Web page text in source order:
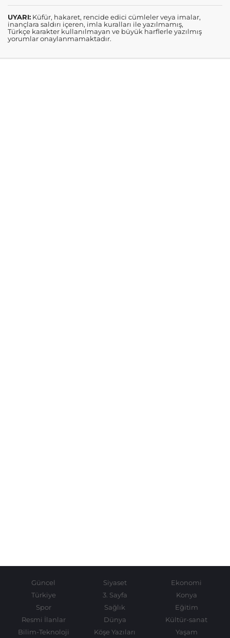
UYARI: Küfür, hakaret, rencide edici cümleler veya imalar,
inançlara saldırı içeren, imla kuralları ile yazılmamış,
Türkçe karakter kullanılmayan ve büyük harflerle yazılmış
yorumlar onaylanmamaktadır.
Güncel Siyaset
Ekonomi
Türkiye
3. Sayfa
Konya
Spor
Sağlık
Eğitim
Resmi İlanlar
Dünya
Kültür-sanat
Bilim-Teknoloji
Köşe Yazıları Yaşam